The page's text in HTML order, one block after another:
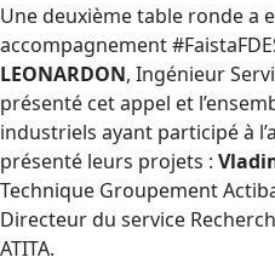
Une deuxième table ronde a
accompagnement
LEONARDON, Ingénieur
présenté cet appel et
industriels ayant participé à
présenté leurs projets :
Technique Groupement
Directeur du service
ATITA.